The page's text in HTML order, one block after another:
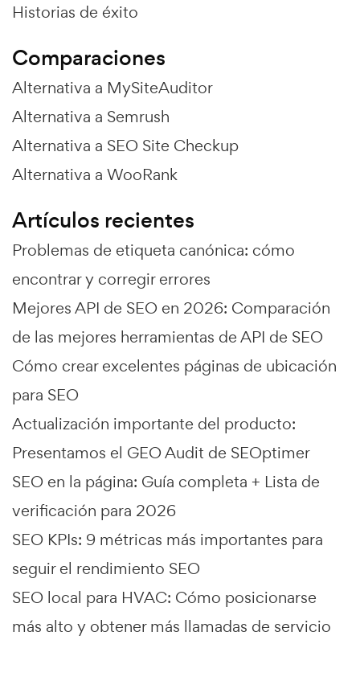
Historias de éxito
Comparaciones
Alternativa a MySiteAuditor
Alternativa a Semrush
Alternativa a SEO Site Checkup
Alternativa a WooRank
Artículos recientes
Problemas de etiqueta canónica: cómo
encontrar y corregir errores
Mejores API de SEO en 2026: Comparación
de las mejores herramientas de API de SEO
Cómo crear excelentes páginas de ubicación
para SEO
Actualización importante del producto:
Presentamos el GEO Audit de SEOptimer
SEO en la página: Guía completa + Lista de
verificación para 2026
SEO KPIs: 9 métricas más importantes para
seguir el rendimiento SEO
SEO local para HVAC: Cómo posicionarse
más alto y obtener más llamadas de servicio